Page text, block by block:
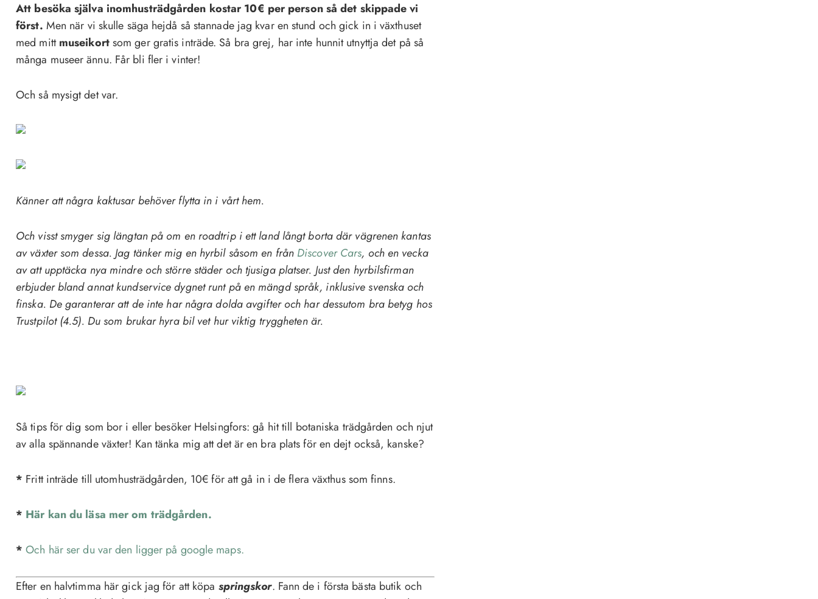
Att besöka själva inomhusträdgården kostar 10€ per person så det skippade vi
först. Men när vi skulle säga hejdå så stannade jag kvar en stund och gick in i växthuset
med mittmuseikortsom ger gratis inträde. Så bra grej, har inte hunnit utnyttja det på så
många museer ännu. Får bli fler i vinter!
Och så mysigt det var.
Känner att några kaktusar behöver flytta in i vårt hem.
Och visst smyger sig längtan på om en roadtrip i ett land långt borta där vägrenen kantas
av växter som dessa. Jag tänker mig en hyrbil såsom en från Discover Cars, och en vecka
av att upptäcka nya mindre och större städer och tjusiga platser. Just den hyrbilsfirman
erbjuder bland annat kundservice dygnet runt på en mängd språk, inklusive svenska och
finska. De garanterar att de inte har några dolda avgifter och har dessutom bra betyg hos
Trustpilot (4.5). Du som brukar hyra bil vet hur viktig tryggheten är.
Så tips för dig som bor i eller besöker Helsingfors: gå hit till botaniska trädgården och njut
av alla spännande växter! Kan tänka mig att det är en bra plats för en dejt också, kanske?
* Fritt inträde till utomhusträdgården, 10€ för att gå in i de flera växthus som finns.
* Här kan du läsa mer om trädgården.
* Och här ser du var den ligger på google maps.
Efter en halvtimma här gick jag för att köpa springskor. Fann de i första bästa butik och